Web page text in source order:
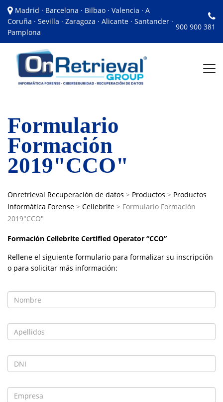
Madrid · Barcelona · Bilbao · Valencia · A
Coruña · Sevilla · Zaragoza · Alicante · Santander ·
Pamplona
900 900 381
Formulario
Formación
2019"CCO"
Onretrieval Recuperación de datos > Productos > Productos
Informática Forense > Cellebrite > Formulario Formación
2019"CCO"
Formación Cellebrite Certified Operator “CCO”
Rellene el siguiente formulario para formalizar su inscripción
o para solicitar más información: